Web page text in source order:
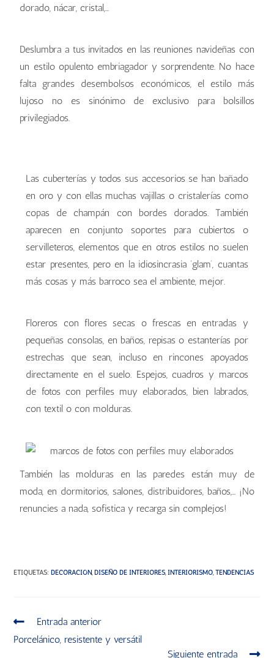
dorado, nácar, cristal,…
Deslumbra a tus invitados en las reuniones navideñas con
un estilo opulento embriagador y sorprendente. No hace
falta grandes desembolsos económicos, el estilo más
lujoso no es sinónimo de exclusivo para bolsillos
privilegiados.
Las cuberterías y todos sus accesorios se han bañado
en oro y con ellas muchas vajillas o cristalerías como
copas de champán con bordes dorados. También
aparecen en conjunto soportes para cubiertos o
servilleteros, elementos que en otros estilos no suelen
estar presentes, pero en la idiosincrasia ‘glam’, cuantas
más cosas y más barroco sea el ambiente, mejor.
Floreros con flores secas o frescas en entradas y
pequeñas consolas, en baños, repisas o estanterías por
estrechas que sean, incluso en rincones apoyados
directamente en el suelo. Espejos, cuadros y marcos
de fotos con perfiles muy elaborados, bien labrados,
con textil o con molduras.
También las molduras en las paredes están muy de
moda, en dormitorios, salones, distribuidores, baños,… ¡No
renuncies a nada, sofistica y recarga sin complejos!
ETIQUETAS:DECORACIÓN, DISEÑO DE INTERIORES, INTERIORISMO, TENDENCIAS
Entrada anterior
Porcelánico, resistente y versátil
Siguiente entrada